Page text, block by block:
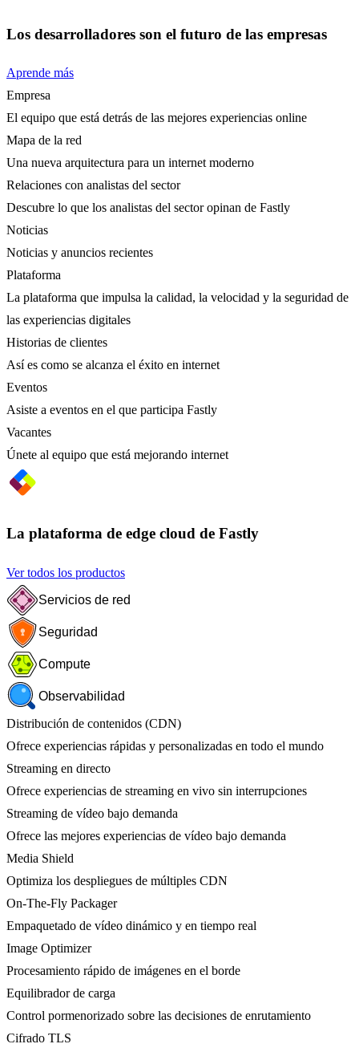
Los desarrolladores son el futuro de las empresas
Aprende más
Empresa
El equipo que está detrás de las mejores experiencias online
Mapa de la red
Una nueva arquitectura para un internet moderno
Relaciones con analistas del sector
Descubre lo que los analistas del sector opinan de Fastly
Noticias
Noticias y anuncios recientes
Plataforma
La plataforma que impulsa la calidad, la velocidad y la seguridad de
las experiencias digitales
Historias de clientes
Así es como se alcanza el éxito en internet
Eventos
Asiste a eventos en el que participa Fastly
Vacantes
Únete al equipo que está mejorando internet
La plataforma de edge cloud de Fastly
Ver todos los productos
Servicios de red
Seguridad
Compute
Observabilidad
Distribución de contenidos (CDN)
Ofrece experiencias rápidas y personalizadas en todo el mundo
Streaming en directo
Ofrece experiencias de streaming en vivo sin interrupciones
Streaming de vídeo bajo demanda
Ofrece las mejores experiencias de vídeo bajo demanda
Media Shield
Optimiza los despliegues de múltiples CDN
On-The-Fly Packager
Empaquetado de vídeo dinámico y en tiempo real
Image Optimizer
Procesamiento rápido de imágenes en el borde
Equilibrador de carga
Control pormenorizado sobre las decisiones de enrutamiento
Cifrado TLS